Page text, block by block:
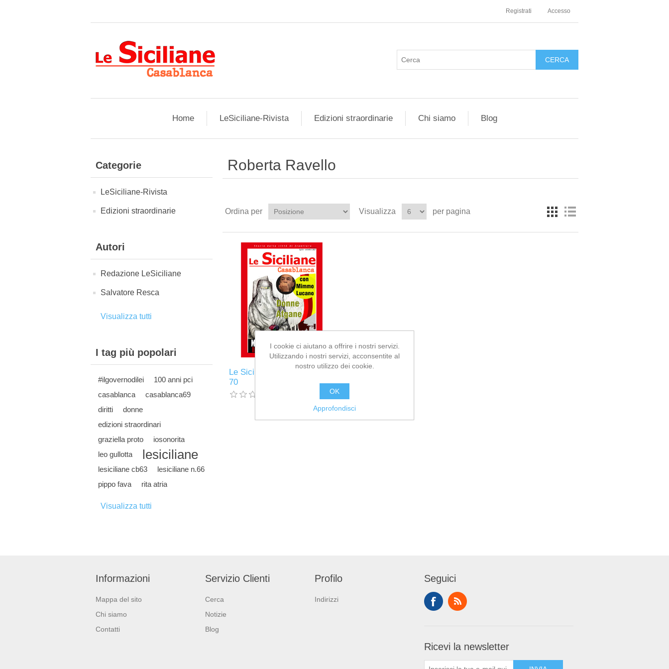
Registrati Accesso
Home LeSiciliane-Rivista Edizioni straordinarie Chi siamo Blog
Categorie
LeSiciliane-Rivista
Edizioni straordinarie
Autori
Redazione LeSiciliane
Salvatore Resca
Visualizza tutti
I tag più popolari
#ilgovernodilei
100 anni pci
casablanca
casablanca69
diritti
donne
edizioni straordinari
graziella proto
iosonorita
leo gullotta
lesiciliane
lesiciliane cb63
lesiciliane n.66
pippo fava
rita atria
Visualizza tutti
Roberta Ravello
Ordina per Visualizza per pagina
Le Siciliane Casablanca n.
70
Informazioni
Mappa del sito
Chi siamo
Contatti
Servizio Clienti
Cerca
Notizie
Blog
Profilo
Indirizzi
Seguici
Ricevi la newsletter
I cookie ci aiutano a offrire i nostri servizi.
Utilizzando i nostri servizi, acconsentite al
nostro utilizzo dei cookie.
OK
Approfondisci